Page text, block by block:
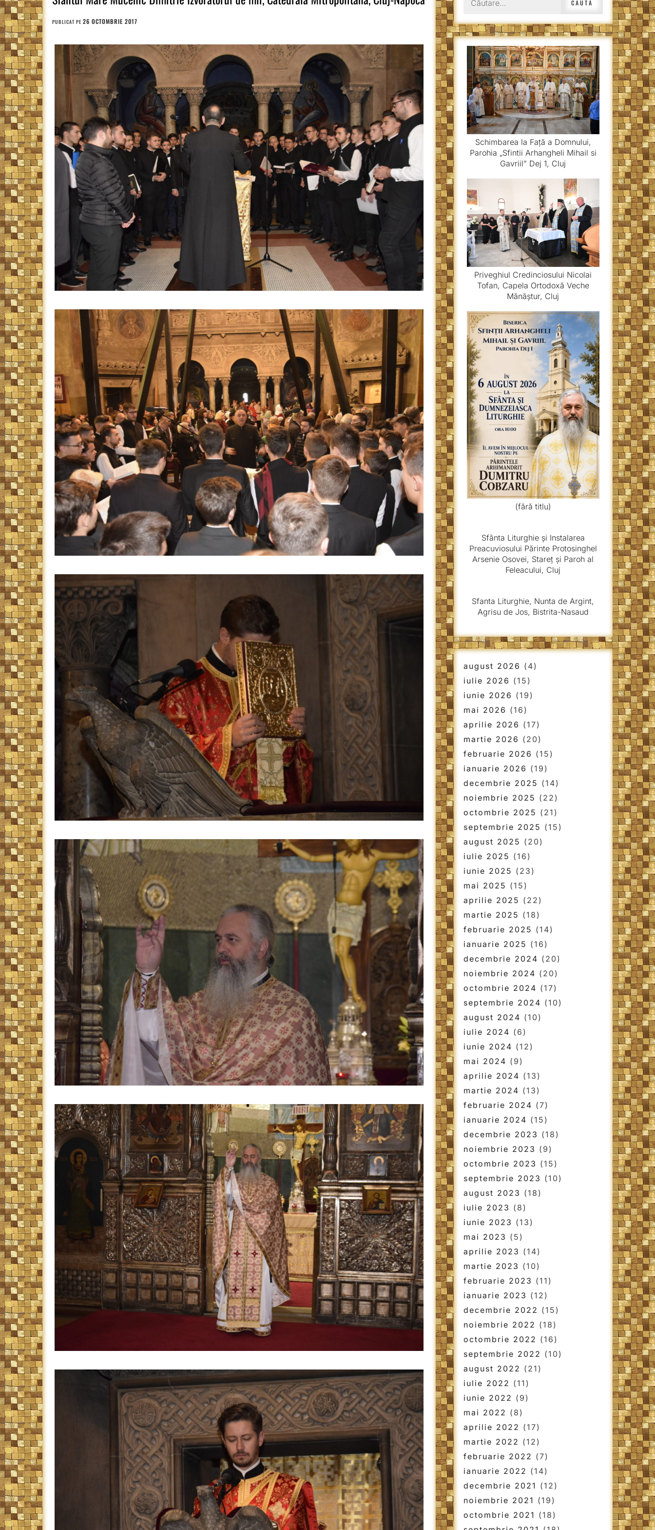
PUBLICAT PE 26 OCTOMBRIE 2017
după:
Schimbarea la Față a Domnului,
Parohia „Sfintii Arhangheli Mihail si
Gavriil” Dej 1, Cluj
Priveghiul Credinciosului Nicolai
Tofan, Capela Ortodoxă Veche
Mănăștur, Cluj
(fără titlu)
Sfânta Liturghie și Instalarea
Preacuviosului Părinte Protosinghel
Arsenie Osovei, Stareț și Paroh al
Feleacului, Cluj
Sfanta Liturghie, Nunta de Argint,
Agrisu de Jos, Bistrita-Nasaud
august 2026 (4)
iulie 2026 (15)
iunie 2026 (19)
mai 2026 (16)
aprilie 2026 (17)
martie 2026 (20)
februarie 2026 (15)
ianuarie 2026 (19)
decembrie 2025 (14)
noiembrie 2025 (22)
octombrie 2025 (21)
septembrie 2025 (15)
august 2025 (20)
iulie 2025 (16)
iunie 2025 (23)
mai 2025 (15)
aprilie 2025 (22)
martie 2025 (18)
februarie 2025 (14)
ianuarie 2025 (16)
decembrie 2024 (20)
noiembrie 2024 (20)
octombrie 2024 (17)
septembrie 2024 (10)
august 2024 (10)
iulie 2024 (6)
iunie 2024 (12)
mai 2024 (9)
aprilie 2024 (13)
martie 2024 (13)
februarie 2024 (7)
ianuarie 2024 (15)
decembrie 2023 (18)
noiembrie 2023 (9)
octombrie 2023 (15)
septembrie 2023 (10)
august 2023 (18)
iulie 2023 (8)
iunie 2023 (13)
mai 2023 (5)
aprilie 2023 (14)
martie 2023 (10)
februarie 2023 (11)
ianuarie 2023 (12)
decembrie 2022 (15)
noiembrie 2022 (18)
octombrie 2022 (16)
septembrie 2022 (10)
august 2022 (21)
iulie 2022 (11)
iunie 2022 (9)
mai 2022 (8)
aprilie 2022 (17)
martie 2022 (12)
februarie 2022 (7)
ianuarie 2022 (14)
decembrie 2021 (12)
noiembrie 2021 (19)
octombrie 2021 (18)